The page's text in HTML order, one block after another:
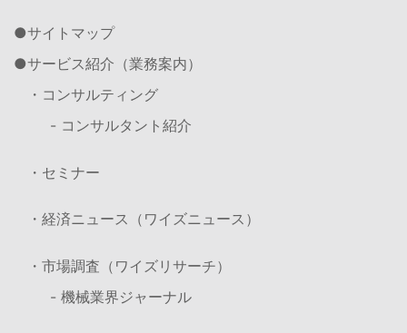
サイトマップ
サービス紹介（業務案内）
・コンサルティング
- コンサルタント紹介
・セミナー
・経済ニュース（ワイズニュース）
・市場調査（ワイズリサーチ）
- 機械業界ジャーナル